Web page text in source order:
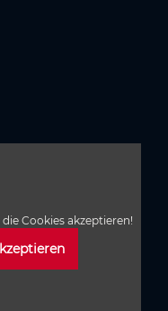
Cookies akzeptieren!